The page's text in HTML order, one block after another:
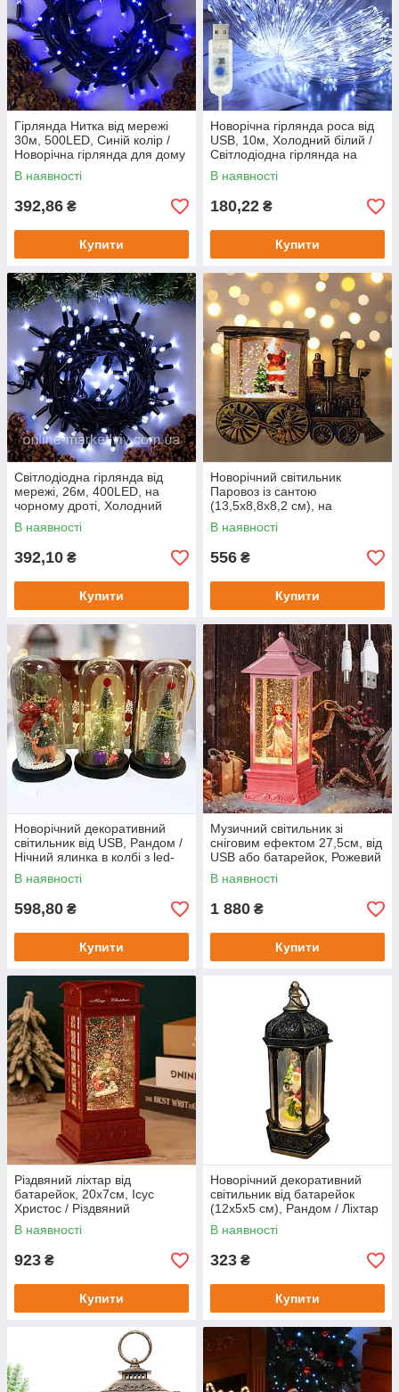
Гірлянда Нитка від мережі
30м, 500LED, Синій колір /
Новорічна гірлянда для дому
/ Світлодіодна гірлянда на
ялинку
В наявності
392,86 ₴
Купити
Новорічна гірлянда роса від
USB, 10м, Холодний білий /
Світлодіодна гірлянда на
ялинку / Гірлянда на юсб
В наявності
180,22 ₴
Купити
Світлодіодна гірлянда від
мережі, 26м, 400LED, на
чорному дроті, Холодний
білий / Новорічна гірлянда на
ялинку
В наявності
392,10 ₴
Купити
Новорічний світильник
Паровоз із сантою
(13,5х8,8х8,2 см), на
батарейках/Декоративний
нічник
В наявності
556 ₴
Купити
Новорічний декоративний
світильник від USB, Рандом /
Нічний ялинка в колбі з led-
підсвічуванням / Лампа
сувенір
В наявності
598,80 ₴
Купити
Музичний світильник зі
сніговим ефектом 27,5см, від
USB або батарейок, Рожевий
/ Новорічний ліхтарик для
дітей
В наявності
1 880 ₴
Купити
Різдвяний ліхтар від
батарейок, 20х7см, Ісус
Христос / Різдвяний
світильник / Новорічний
ліхтарик
В наявності
923 ₴
Купити
Новорічний декоративний
світильник від батарейок
(12х5х5 см), Рандом / Ліхтар
декоративний
В наявності
323 ₴
Купити